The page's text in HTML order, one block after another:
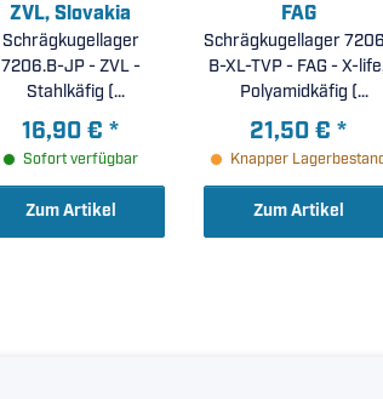
ZVL, Slovakia
Schrägkugellager
7206.B-JP - ZVL -
Stahlkäfig (
30x62x16mm )
16,90 € *
Sofort verfügbar
Zum Artikel
FAG
Schrägkugellager
B-XL-TVP - FAG - X-
Polyamidkäfig (
30x62x16mm )
21,50 € *
Knapper
Zum Artikel